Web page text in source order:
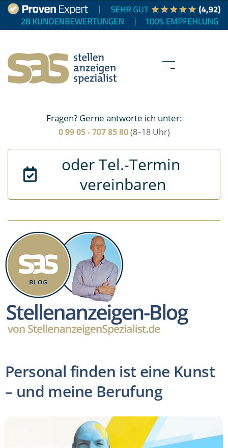
Fragen? Gerne antworte ich unter:
0 99 05 - 707 85 80 (8–18 Uhr)
oder Tel.-Termin
vereinbaren
Personal finden ist eine Kunst
– und meine Berufung